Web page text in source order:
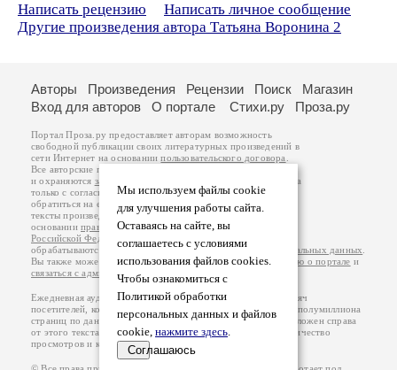
Написать рецензию
Написать личное сообщение
Другие произведения автора Татьяна Воронина 2
Мы используем файлы cookie
для улучшения работы сайта.
Оставаясь на сайте, вы
соглашаетесь с условиями
использования файлов cookies.
Чтобы ознакомиться с
Политикой обработки
персональных данных и файлов
cookie, нажмите здесь.
Соглашаюсь
Авторы Произведения Рецензии Поиск
Магазин
Вход для авторов
О портале Стихи.ру Проза.ру
Портал Проза.ру предоставляет авторам возможность
свободной публикации своих литературных произведений в
сети Интернет на основаниипользовательского договора
Все авторские права на произведения принадлежат авторам
и охраняются законом
. Перепечатка произведений возможна
только с согласия его автора, к которому вы можете
обратиться на его авторской странице. Ответственность за
тексты произведений авторы несут самостоятельно на
основанииправил публикацииизаконодательства
Российской Федерации
обрабатываются на основанииПолитики обработки персональных данных
Вы также можете посмотреть более подробнуюинформацию о портале и
связаться с администрацией
Ежедневная аудитория портала Проза.ру – порядка 100 тысяч
посетителей, которые в общей сумме просматривают более полумиллиона
страниц по данным счетчика посещаемости, который расположен справа
от этого текста. В каждой графе указано по две цифры: количество
просмотров и количество посетителей.